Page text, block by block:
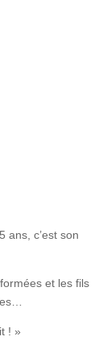
ans, c’est son
et les fils
! »